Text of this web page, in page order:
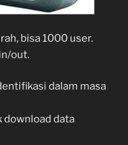
bisa 1000 user.
out.
dalam masa
download data